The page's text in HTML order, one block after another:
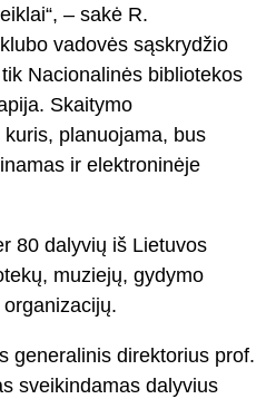
– sakė R.
vadovės sąskrydžio
Nacionalinės bibliotekos
Skaitymo
kuris, planuojama, bus
ir elektroninėje
80 dalyvių iš Lietuvos
muziejų, gydymo
generalinis direktorius prof.
sveikindamas dalyvius